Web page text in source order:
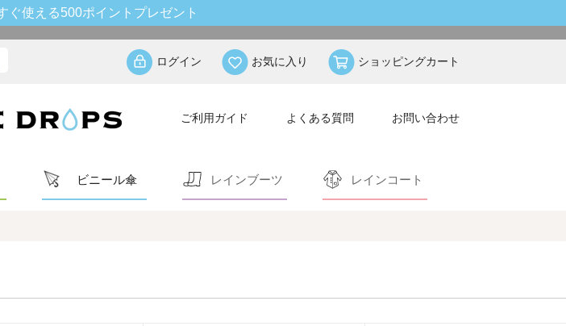
ぐ使える500ポイントプレゼント
ログイン お気に入り ショッピングカート
ご利用ガイド よくある質問 お問い合わせ
ビニール傘 レインブーツ レインコート